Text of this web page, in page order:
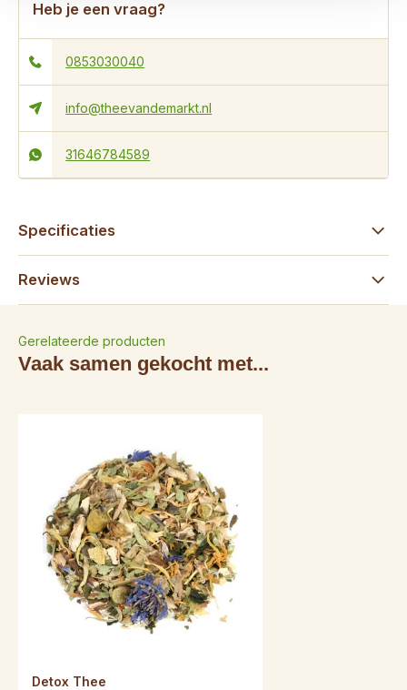
Heb je een vraag?
0853030040
info@theevandemarkt.nl
31646784589
Specificaties
Reviews
Gerelateerde producten
Vaak samen gekocht met...
Detox Thee